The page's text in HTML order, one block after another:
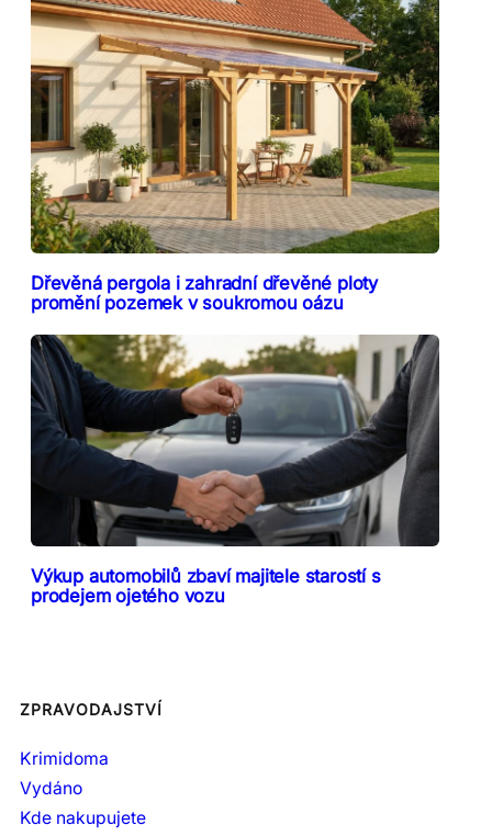
Dřevěná pergola i zahradní dřevěné ploty
promění pozemek v soukromou oázu
Výkup automobilů zbaví majitele starostí s
prodejem ojetého vozu
ZPRAVODAJSTVÍ
Krimidoma
Vydáno
Kde nakupujete